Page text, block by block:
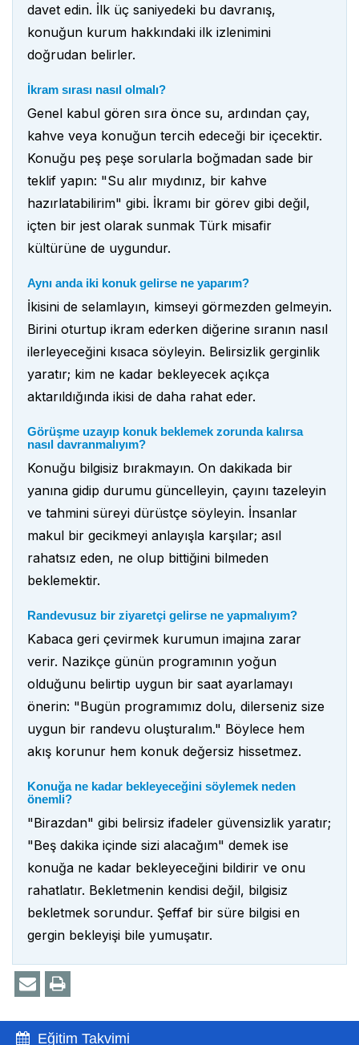
davet edin. İlk üç saniyedeki bu davranış,
konuğun kurum hakkındaki ilk izlenimini
doğrudan belirler.
İkram sırası nasıl olmalı?
Genel kabul gören sıra önce su, ardından çay,
kahve veya konuğun tercih edeceği bir içecektir.
Konuğu peş peşe sorularla boğmadan sade bir
teklif yapın: "Su alır mıydınız, bir kahve
hazırlatabilirim" gibi. İkramı bir görev gibi değil,
içten bir jest olarak sunmak Türk misafir
kültürüne de uygundur.
Aynı anda iki konuk gelirse ne yaparım?
İkisini de selamlayın, kimseyi görmezden gelmeyin.
Birini oturtup ikram ederken diğerine sıranın nasıl
ilerleyeceğini kısaca söyleyin. Belirsizlik gerginlik
yaratır; kim ne kadar bekleyecek açıkça
aktarıldığında ikisi de daha rahat eder.
Görüşme uzayıp konuk beklemek zorunda kalırsa
nasıl davranmalıyım?
Konuğu bilgisiz bırakmayın. On dakikada bir
yanına gidip durumu güncelleyin, çayını tazeleyin
ve tahmini süreyi dürüstçe söyleyin. İnsanlar
makul bir gecikmeyi anlayışla karşılar; asıl
rahatsız eden, ne olup bittiğini bilmeden
beklemektir.
Randevusuz bir ziyaretçi gelirse ne yapmalıyım?
Kabaca geri çevirmek kurumun imajına zarar
verir. Nazikçe günün programının yoğun
olduğunu belirtip uygun bir saat ayarlamayı
önerin: "Bugün programımız dolu, dilerseniz size
uygun bir randevu oluşturalım." Böylece hem
akış korunur hem konuk değersiz hissetmez.
Konuğa ne kadar bekleyeceğini söylemek neden
önemli?
"Birazdan" gibi belirsiz ifadeler güvensizlik yaratır;
"Beş dakika içinde sizi alacağım" demek ise
konuğa ne kadar bekleyeceğini bildirir ve onu
rahatlatır. Bekletmenin kendisi değil, bilgisiz
bekletmek sorundur. Şeffaf bir süre bilgisi en
gergin bekleyişi bile yumuşatır.
Eğitim Takvimi